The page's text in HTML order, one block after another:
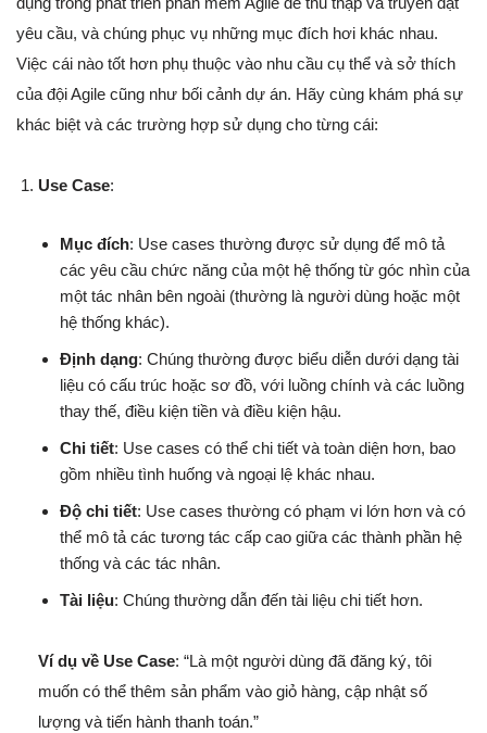
yêu cầu, và chúng phục vụ những mục đích hơi khác nhau.
Việc cái nào tốt hơn phụ thuộc vào nhu cầu cụ thể và sở thích
của đội Agile cũng như bối cảnh dự án. Hãy cùng khám phá sự
khác biệt và các trường hợp sử dụng cho từng cái:
Use Case:
Mục đích: Use cases thường được sử dụng để mô tả
các yêu cầu chức năng của một hệ thống từ góc nhìn của
một tác nhân bên ngoài (thường là người dùng hoặc một
hệ thống khác).
Định dạng: Chúng thường được biểu diễn dưới dạng tài
liệu có cấu trúc hoặc sơ đồ, với luồng chính và các luồng
thay thế, điều kiện tiền và điều kiện hậu.
Chi tiết: Use cases có thể chi tiết và toàn diện hơn, bao
gồm nhiều tình huống và ngoại lệ khác nhau.
Độ chi tiết: Use cases thường có phạm vi lớn hơn và có
thể mô tả các tương tác cấp cao giữa các thành phần hệ
thống và các tác nhân.
Tài liệu: Chúng thường dẫn đến tài liệu chi tiết hơn.
Ví dụ về Use Case: “Là một người dùng đã đăng ký, tôi
muốn có thể thêm sản phẩm vào giỏ hàng, cập nhật số
lượng và tiến hành thanh toán.”